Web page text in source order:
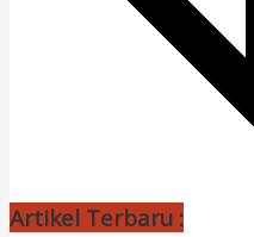
Artikel Terbaru :